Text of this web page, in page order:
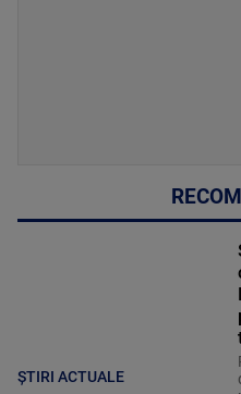
ȘTIRI ACTUALE